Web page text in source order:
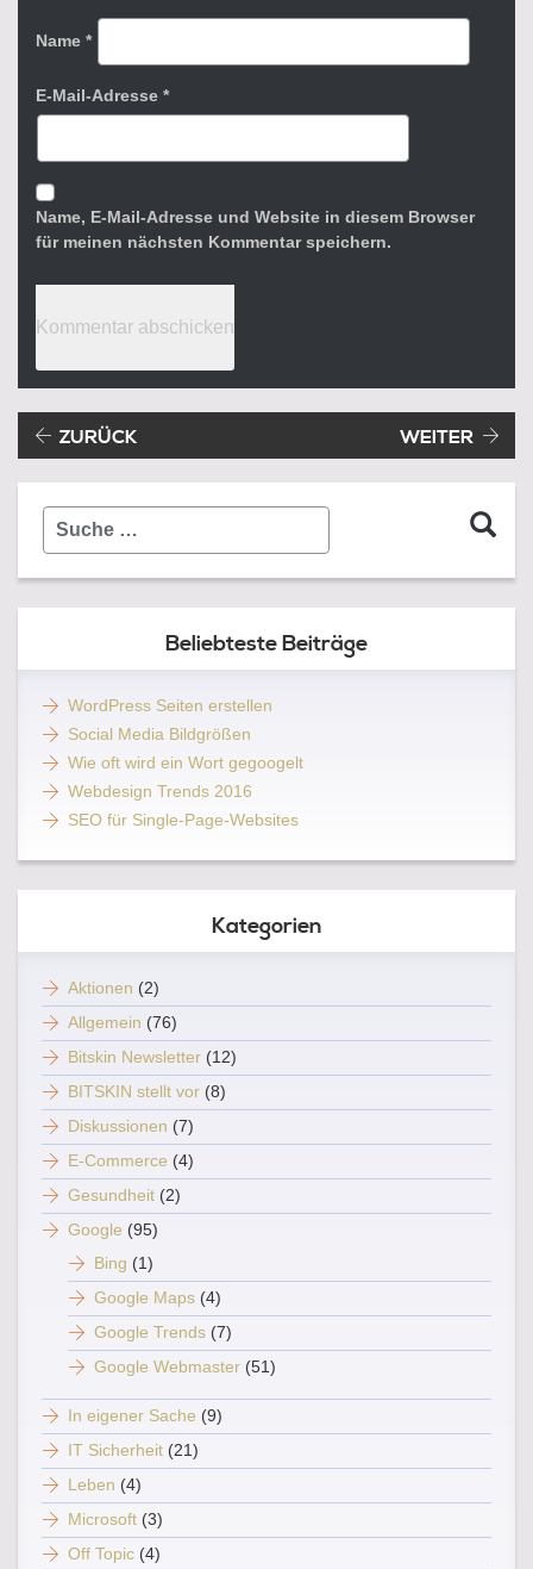
Name *
E-Mail-Adresse *
Name, E-Mail-Adresse und Website in diesem Browser
für meinen nächsten Kommentar speichern.
Beitragsnavigation
ZURÜCK WEITER
Suche
Beliebteste Beiträge
WordPress Seiten erstellen
Social Media Bildgrößen
Wie oft wird ein Wort gegoogelt
Webdesign Trends 2016
SEO für Single-Page-Websites
Kategorien
Aktionen (2)
Allgemein (76)
Bitskin Newsletter (12)
BITSKIN stellt vor (8)
Diskussionen (7)
E-Commerce (4)
Gesundheit (2)
Google (95)
Bing (1)
Google Maps (4)
Google Trends (7)
Google Webmaster (51)
In eigener Sache (9)
IT Sicherheit (21)
Leben (4)
Microsoft (3)
Off Topic (4)